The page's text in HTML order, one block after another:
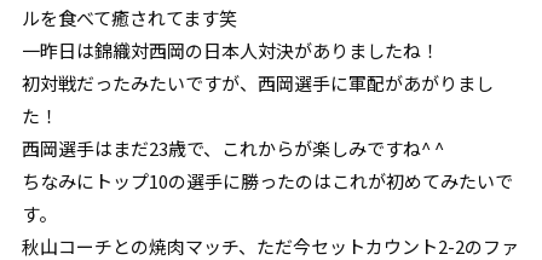
ルを食べて癒されてます笑
一昨日は錦織対西岡の日本人対決がありましたね！
初対戦だったみたいですが、西岡選手に軍配があがりまし
た！
西岡選手はまだ23歳で、これからが楽しみですね^ ^
ちなみにトップ10の選手に勝ったのはこれが初めてみたいで
す。
秋山コーチとの焼肉マッチ、ただ今セットカウント2-2のファ